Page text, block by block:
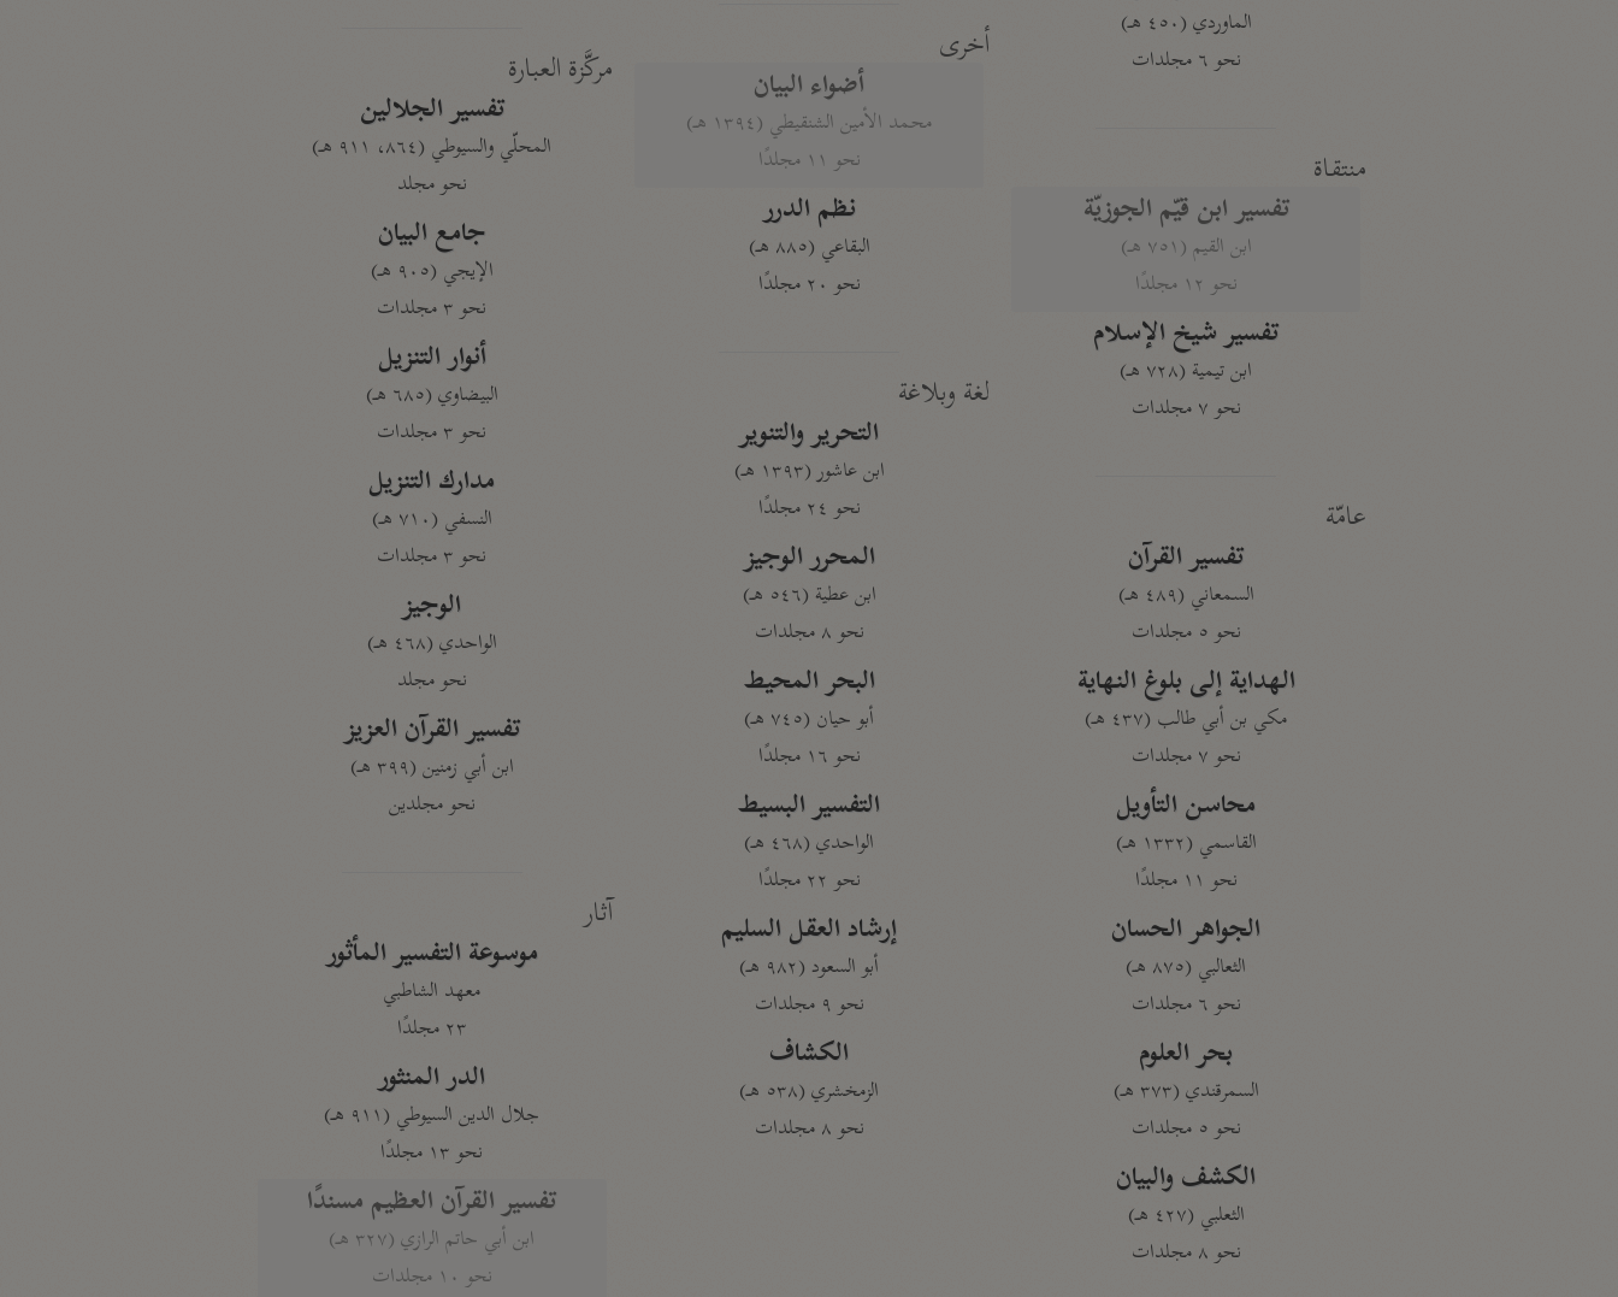
الماوردي (٤٥٠ هـ)
نحو ٦ مجلدات
منتقاة
تفسير ابن قيّم الجوزيّة
ابن القيم (٧٥١ هـ)
نحو ١٢ مجلدًا
تفسير شيخ الإسلام
ابن تيمية (٧٢٨ هـ)
نحو ٧ مجلدات
عامّة
تفسير القرآن
السمعاني (٤٨٩ هـ)
نحو ٥ مجلدات
الهداية إلى بلوغ النهاية
مكي بن أبي طالب (٤٣٧ هـ)
نحو ٧ مجلدات
محاسن التأويل
القاسمي (١٣٣٢ هـ)
نحو ١١ مجلدًا
الجواهر الحسان
الثعالبي (٨٧٥ هـ)
نحو ٦ مجلدات
بحر العلوم
السمرقندي (٣٧٣ هـ)
نحو ٥ مجلدات
الكشف والبيان
الثعلبي (٤٢٧ هـ)
نحو ٨ مجلدات
أخرى
أضواء البيان
محمد الأمين الشنقيطي (١٣٩٤ هـ)
نحو ١١ مجلدًا
نظم الدرر
البقاعي (٨٨٥ هـ)
نحو ٢٠ مجلدًا
لغة وبلاغة
التحرير والتنوير
ابن عاشور (١٣٩٣ هـ)
نحو ٢٤ مجلدًا
المحرر الوجيز
ابن عطية (٥٤٦ هـ)
نحو ٨ مجلدات
البحر المحيط
أبو حيان (٧٤٥ هـ)
نحو ١٦ مجلدًا
التفسير البسيط
الواحدي (٤٦٨ هـ)
نحو ٢٢ مجلدًا
إرشاد العقل السليم
أبو السعود (٩٨٢ هـ)
نحو ٩ مجلدات
الكشاف
الزمخشري (٥٣٨ هـ)
نحو ٨ مجلدات
مركَّزة العبارة
تفسير الجلالين
المحلّي والسيوطي (٨٦٤، ٩١١ هـ)
نحو مجلد
جامع البيان
الإيجي (٩٠٥ هـ)
نحو ٣ مجلدات
أنوار التنزيل
البيضاوي (٦٨٥ هـ)
نحو ٣ مجلدات
مدارك التنزيل
النسفي (٧١٠ هـ)
نحو ٣ مجلدات
الوجيز
الواحدي (٤٦٨ هـ)
نحو مجلد
تفسير القرآن العزيز
ابن أبي زمنين (٣٩٩ هـ)
نحو مجلدين
آثار
موسوعة التفسير المأثور
معهد الشاطبي
٢٣ مجلدًا
الدر المنثور
جلال الدين السيوطي (٩١١ هـ)
نحو ١٣ مجلدًا
تفسير القرآن العظيم مسندًا
ابن أبي حاتم الرازي (٣٢٧ هـ)
نحو ١٠ مجلدات